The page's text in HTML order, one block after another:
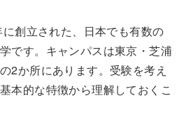
創立された、日本でも有数の
です。キャンパスは東京・芝浦
2か所にあります。受験を考え
本的な特徴から理解しておくこ